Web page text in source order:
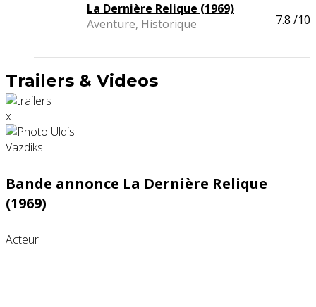
La Dernière Relique (1969)
Aventure, Historique
7.8 /10
Trailers & Videos
x
Bande annonce La Dernière Relique
(1969)
Acteur